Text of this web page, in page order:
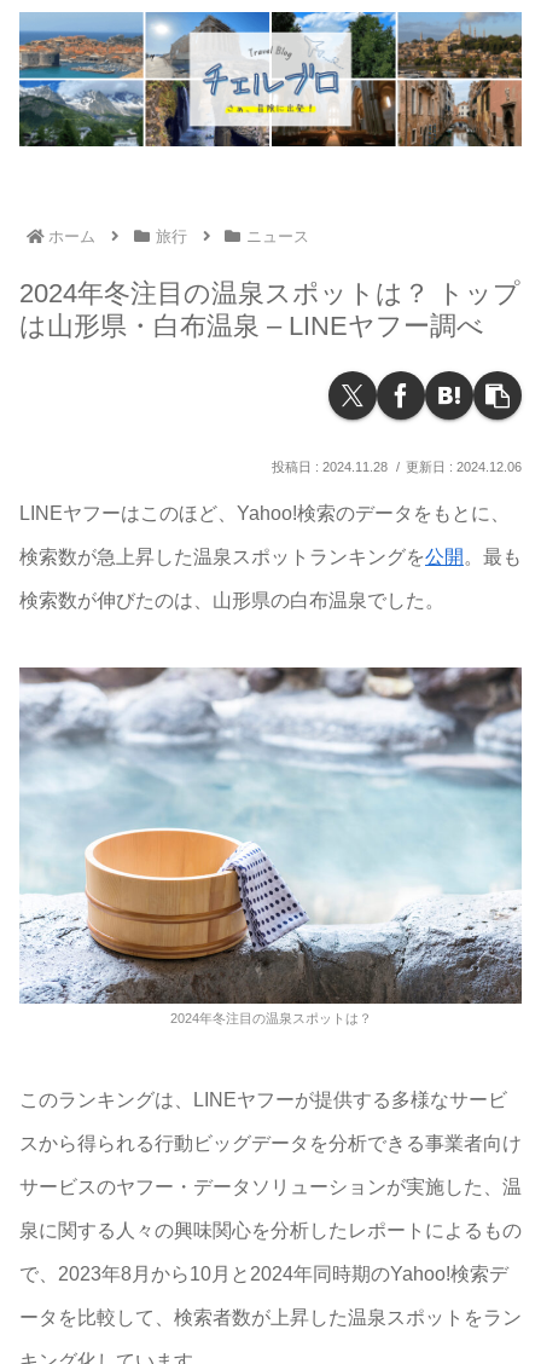
ホーム 旅行 ニュース
2024年冬注目の温泉スポットは？ トップ
は山形県・白布温泉 – LINEヤフー調べ
2024.11.28 2024.12.06
LINEヤフーはこのほど、Yahoo!検索のデータをもとに、
検索数が急上昇した温泉スポットランキングを公開 。最も
検索数が伸びたのは、山形県の白布温泉でした。
2024年冬注目の温泉スポットは？
このランキングは、LINEヤフーが提供する多様なサービ
スから得られる行動ビッグデータを分析できる事業者向け
サービスのヤフー・データソリューションが実施した、温
泉に関する人々の興味関心を分析したレポートによるもの
で、2023年8月から10月と2024年同時期のYahoo!検索デ
ータを比較して、検索者数が上昇した温泉スポットをラン